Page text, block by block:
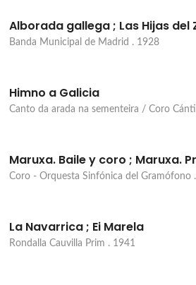
Alborada gallega ; Las Hijas del
Banda Municipal de Madrid . 1928
Himno a Galicia
Canto da arada na sementeira / Coro
Maruxa. Baile y coro ; Maruxa.
Coro - Orquesta Sinfónica del Gramófono
La Navarrica ; Ei Marela
Rondalla Cauvilla Prim . 1941